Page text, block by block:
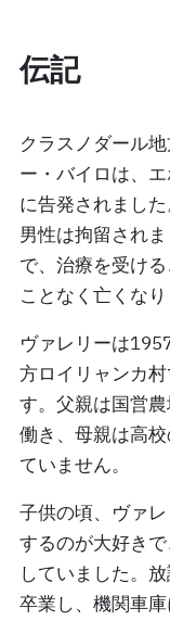
伝記
クラスノダール
ー・バイロは、
に告発されまし
男性は拘留され
で、治療を受け
ことなく亡くなり
ヴァレリーは
方ロイリャンカ
す。父親は国営
働き、母親は高
ていません。
子供の頃、ヴァ
するのが大好き
していました。
卒業し、機関車